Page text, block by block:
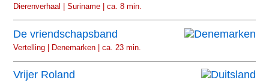
Dierenverhaal | Suriname | ca. 8 min.
De vriendschapsband
Vertelling | Denemarken | ca. 23 min.
Vrijer Roland